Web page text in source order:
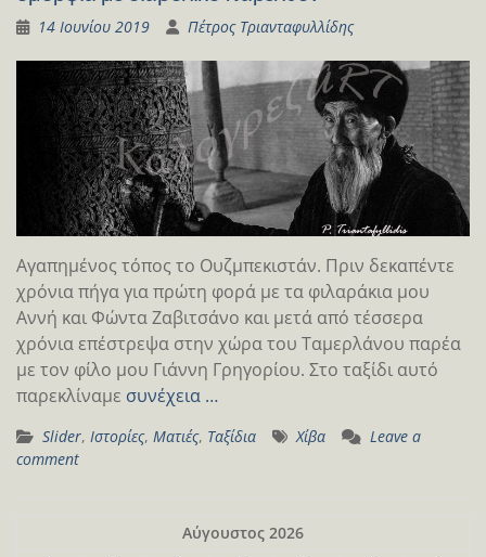
14 Ιουνίου 2019 Πέτρος Τριανταφυλλίδης
Αγαπημένος τόπος το Ουζμπεκιστάν. Πριν δεκαπέντε
χρόνια πήγα για πρώτη φορά με τα φιλαράκια μου
Αννή και Φώντα Ζαβιτσάνο και μετά από τέσσερα
χρόνια επέστρεψα στην χώρα του Ταμερλάνου παρέα
με τον φίλο μου Γιάννη Γρηγορίου. Στο ταξίδι αυτό
παρεκλίναμε συνέχεια …
Slider, Ιστορίες, Ματιές, Ταξίδια Χίβα
Leave a
comment
Αύγουστος 2026